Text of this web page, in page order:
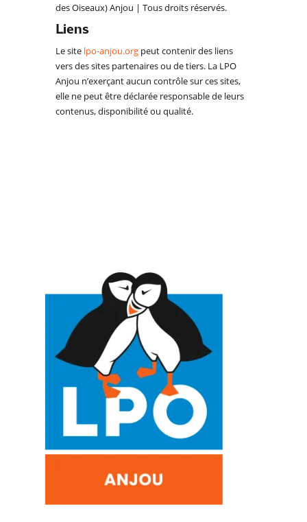
des Oiseaux) Anjou | Tous droits réservés.
Liens
Le site lpo-anjou.orgpeut contenir des liens
vers des sites partenaires ou de tiers. La LPO
Anjou n’exerçant aucun contrôle sur ces sites,
elle ne peut être déclarée responsable de leurs
contenus, disponibilité ou qualité.